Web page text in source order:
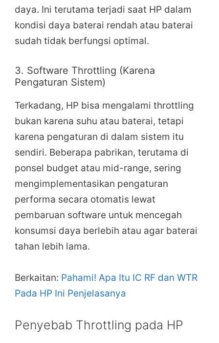
daya. Ini terutama terjadi saat HP dalam
kondisi daya baterai rendah atau baterai
sudah tidak berfungsi optimal.
3. Software Throttling (Karena
Pengaturan Sistem)
Terkadang, HP bisa mengalami throttling
bukan karena suhu atau baterai, tetapi
karena pengaturan di dalam sistem itu
sendiri. Beberapa pabrikan, terutama di
ponsel budget atau mid-range, sering
mengimplementasikan pengaturan
performa secara otomatis lewat
pembaruan software untuk mencegah
konsumsi daya berlebih atau agar baterai
tahan lebih lama.
Berkaitan: Pahami! Apa Itu IC RF dan WTR
Pada HP Ini Penjelasanya
Penyebab Throttling pada HP